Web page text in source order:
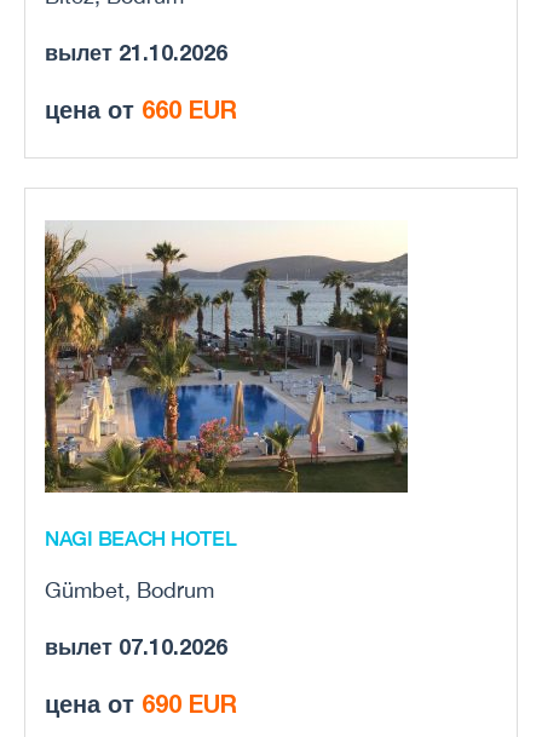
вылет 21.10.2026
цена от 660 EUR
NAGI BEACH HOTEL
Gümbet, Bodrum
вылет 07.10.2026
цена от 690 EUR